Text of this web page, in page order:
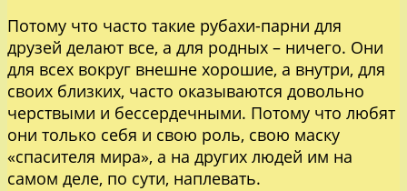
Потому что часто такие рубахи-парни для
друзей делают все, а для родных – ничего. Они
для всех вокруг внешне хорошие, а внутри, для
своих близких, часто оказываются довольно
черствыми и бессердечными. Потому что любят
они только себя и свою роль, свою маску
«спасителя мира», а на других людей им на
самом деле, по сути, наплевать.